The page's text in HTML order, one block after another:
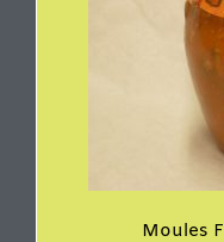
Moules